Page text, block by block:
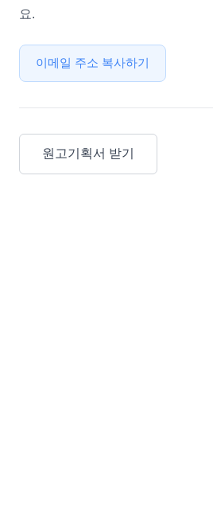
요.
이메일 주소 복사하기
원고기획서 받기